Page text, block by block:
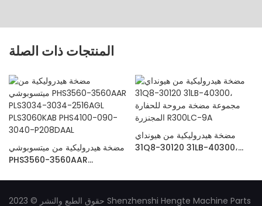
المنتجات ذات الصلة
مضخة هيدروليكية من ميتسوبوشي
PHS3560-3560AAR
3040-P208DAAL
مضخة هيدروليكية من هيونداي
31Q8-30120 31LB-40300،
حقوق الطبع والنشر © 2023 Shenzhenshi Hengte Machine Parts